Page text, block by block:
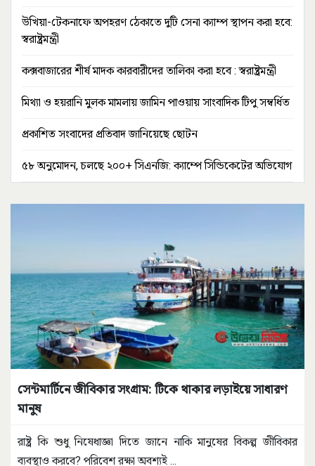
উখিয়া-টেকনাফে অপহরণ ঠেকাতে দুটি সেনা ক্যাম্প স্থাপন করা হবে:
স্বরাষ্ট্রমন্ত্রী
কক্সবাজারের শীর্ষ মাদক কারবারীদের তালিকা করা হবে : স্বরাষ্ট্রমন্ত্রী
মিথ্যা ও হয়রানি মুলক মামলায় জামিন পাওয়ায় সাংবাদিক টিপু সম্বর্ধিত
প্রকাশিত সংবাদের প্রতিবাদ জানিয়েছে ছোটন
৫৮ অনুমোদন, চলছে ২০০+ সিএনজি: ক্যাম্পে সিন্ডিকেটের অভিযোগ
সেন্টমার্টিনে জীবিকার সংগ্রাম: টিকে থাকার লড়াইয়ে সাধারণ
মানুষ
রাষ্ট্র কি শুধু নিষেধাজ্ঞা দিতে জানে নাকি মানুষের বিকল্প জীবিকার
ব্যবস্থাও করবে? পরিবেশ রক্ষা অবশ্যই ...